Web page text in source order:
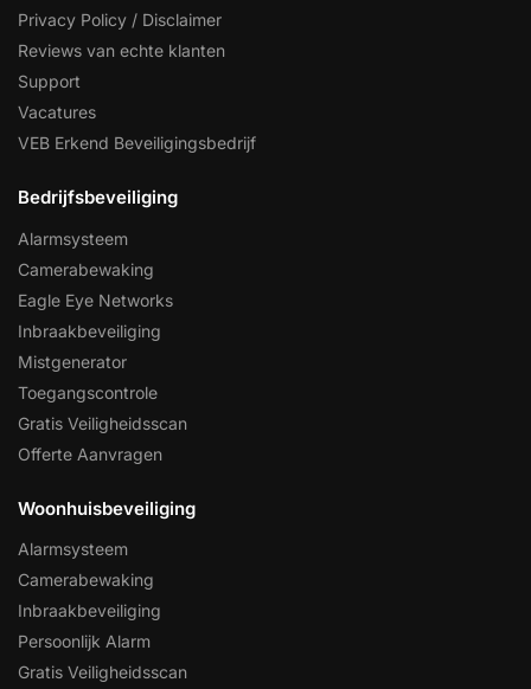
Privacy Policy / Disclaimer
Reviews van echte klanten
Support
Vacatures
VEB Erkend Beveiligingsbedrijf
Bedrijfsbeveiliging
Alarmsysteem
Camerabewaking
Eagle Eye Networks
Inbraakbeveiliging
Mistgenerator
Toegangscontrole
Gratis Veiligheidsscan
Offerte Aanvragen
Woonhuisbeveiliging
Alarmsysteem
Camerabewaking
Inbraakbeveiliging
Persoonlijk Alarm
Gratis Veiligheidsscan